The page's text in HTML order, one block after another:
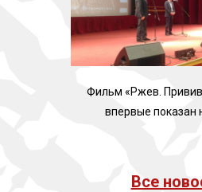
Фильм «Ржев.
впервые показан
Все